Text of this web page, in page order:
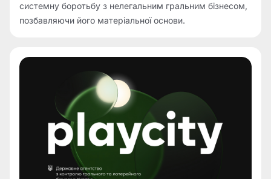
системну боротьбу з нелегальним гральним бізнесом,
позбавляючи його матеріальної основи.